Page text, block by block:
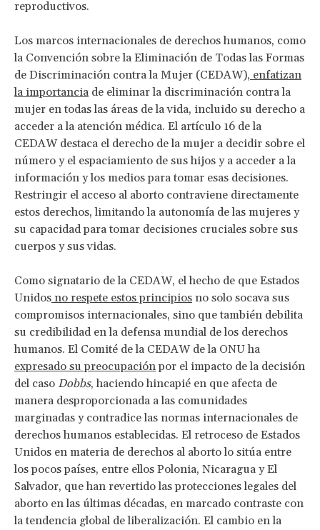
reproductivos.
Los marcos internacionales de derechos humanos, como
la Convención sobre la Eliminación de Todas las Formas
de Discriminación contra la Mujer (CEDAW), enfatizan
la importancia de eliminar la discriminación contra la
mujer en todas las áreas de la vida, incluido su derecho a
acceder a la atención médica. El artículo 16 de la
CEDAW destaca el derecho de la mujer a decidir sobre el
número y el espaciamiento de sus hijos y a acceder a la
información y los medios para tomar esas decisiones.
Restringir el acceso al aborto contraviene directamente
estos derechos, limitando la autonomía de las mujeres y
su capacidad para tomar decisiones cruciales sobre sus
cuerpos y sus vidas.
Como signatario de la CEDAW, el hecho de que Estados
Unidos no respete estos principios no solo socava sus
compromisos internacionales, sino que también debilita
su credibilidad en la defensa mundial de los derechos
humanos. El Comité de la CEDAW de la ONU ha
expresado su preocupaciónpor el impacto de la decisión
del caso Dobbs, haciendo hincapié en que afecta de
manera desproporcionada a las comunidades
marginadas y contradice las normas internacionales de
derechos humanos establecidas. El retroceso de Estados
Unidos en materia de derechos al aborto lo sitúa entre
los pocos países, entre ellos Polonia, Nicaragua y El
Salvador, que han revertido las protecciones legales del
aborto en las últimas décadas, en marcado contraste con
la tendencia global de liberalización. El cambio en la